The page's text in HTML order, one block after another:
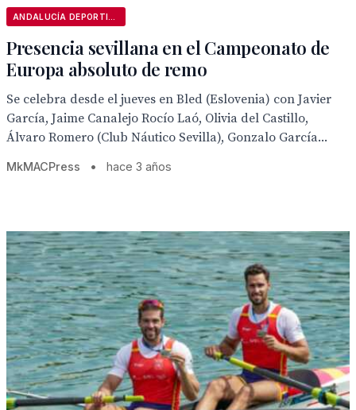
Presencia sevillana en el Campeonato de
Europa absoluto de remo
Se celebra desde el jueves en Bled (Eslovenia) con Javier
García, Jaime Canalejo Rocío Laó, Olivia del Castillo,
Álvaro Romero (Club Náutico Sevilla), Gonzalo García...
MkMACPress • hace 3 años